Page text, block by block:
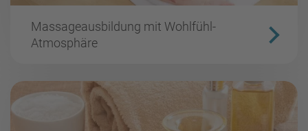
Massageausbildung mit Wohlfühl-
Atmosphäre